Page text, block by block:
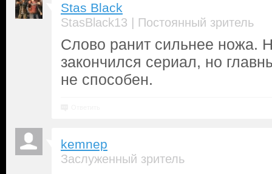
Stas Black
StasBlack13 | Постоянный зритель
Слово ранит сильнее ножа.
закончился сериал, но
не способен.
kemnep
Заслуженный зритель